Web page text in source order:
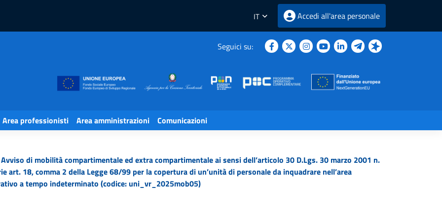
IT Accedi all'area personale
Seguici su:
Area professionisti Area amministrazioni Comunicazioni
di mobilità compartimentale ed extra compartimentale ai sensi dell’articolo 30 D.Lgs. 30 marzo 2001 n.
18, comma 2 della Legge 68/99 per la copertura di un’unità di personale da inquadrare nell’area
a tempo indeterminato (codice: uni_vr_2025mob05)